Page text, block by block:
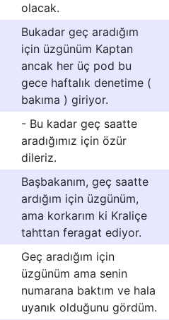
olacak.
Bukadar geç aradığım
için üzgünüm Kaptan
ancak her üç pod bu
gece haftalık denetime (
bakıma ) giriyor.
- Bu kadar geç saatte
aradığımız için özür
dileriz.
Başbakanım, geç saatte
ardığım için üzgünüm,
ama korkarım ki Kraliçe
tahttan feragat ediyor.
Geç aradığım için
üzgünüm ama senin
numarana baktım ve hala
uyanık olduğunu gördüm.